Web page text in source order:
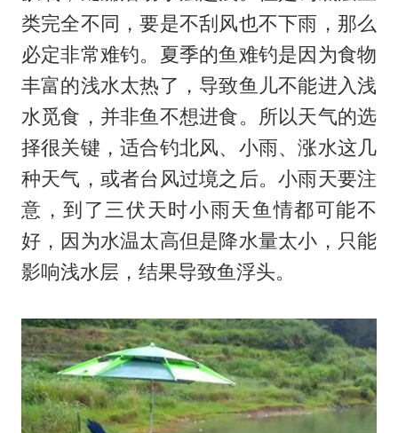
类完全不同，要是不刮风也不下雨，那么
必定非常难钓。夏季的鱼难钓是因为食物
丰富的浅水太热了，导致鱼儿不能进入浅
水觅食，并非鱼不想进食。所以天气的选
择很关键，适合钓北风、小雨、涨水这几
种天气，或者台风过境之后。小雨天要注
意，到了三伏天时小雨天鱼情都可能不
好，因为水温太高但是降水量太小，只能
影响浅水层，结果导致鱼浮头。